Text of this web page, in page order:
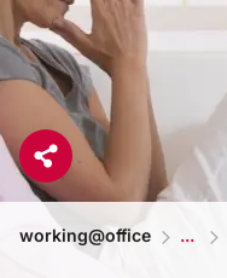
working@office